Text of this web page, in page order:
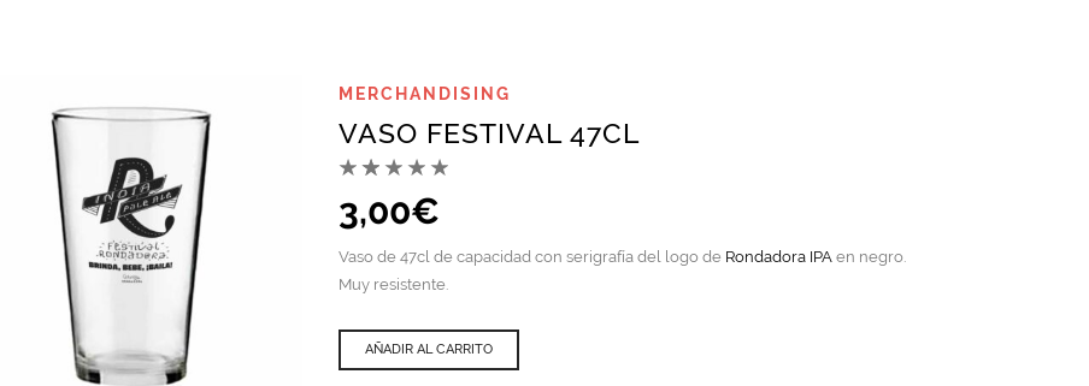
en
MERCHANDISING
VASO FESTIVAL 47CL
3,00€
Vaso de 47cl de capacidad con serigrafía del logo de Rondadora IPA en negro.
Muy resistente.
AÑADIR AL CARRITO